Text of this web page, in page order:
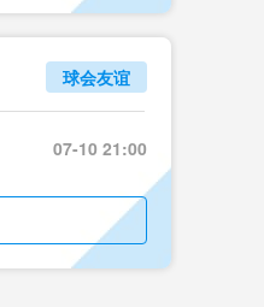
球会友谊
07-10 21:00